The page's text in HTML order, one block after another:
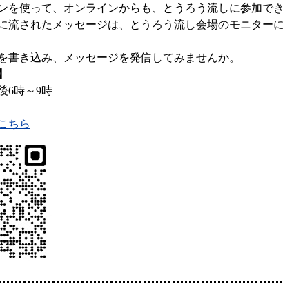
使って、オンラインからも、とうろう流しに参加でき
されたメッセージは、とうろう流し会場のモニター
き込み、メッセージを発信してみませんか。
6時～9時
ちら